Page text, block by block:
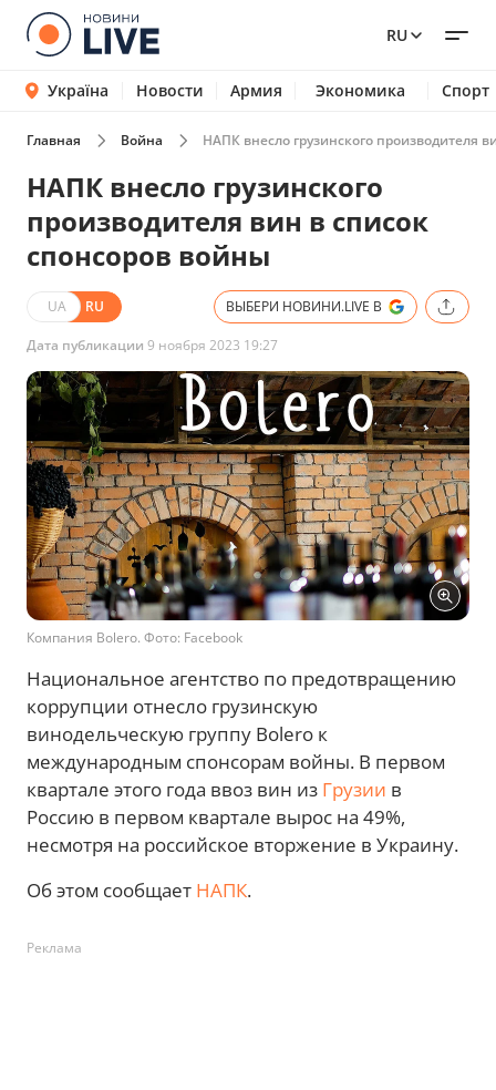
RU
Україна Новости Армия Экономика Спорт
Главная Война НАПК внесло грузинского производителя
НАПК внесло грузинского
производителя вин в список
спонсоров войны
UA RU ВЫБЕРИ НОВИНИ.LIVE В
Дата публикации 9 ноября 2023 19:27
Компания Bolero. Фото: Facebook
Национальное агентство по предотвращению
коррупции отнесло грузинскую
винодельческую группу Bolero к
международным спонсорам войны. В первом
квартале этого года ввоз вин из Грузии в
Россию в первом квартале вырос на 49%,
несмотря на российское вторжение в Украину.
Об этом сообщает НАПК.
Реклама